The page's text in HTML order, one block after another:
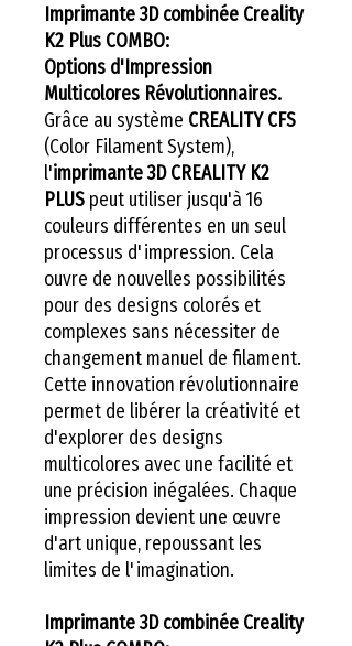
Imprimante 3D combinée Creality
K2 Plus COMBO:
Options d'Impression
Multicolores Révolutionnaires.
Grâce au système CREALITY CFS
(Color Filament System),
l'imprimante 3D CREALITY K2
PLUS peut utiliser jusqu'à 16
couleurs différentes en un seul
processus d'impression. Cela
ouvre de nouvelles possibilités
pour des designs colorés et
complexes sans nécessiter de
changement manuel de filament.
Cette innovation révolutionnaire
permet de libérer la créativité et
d'explorer des designs
multicolores avec une facilité et
une précision inégalées. Chaque
impression devient une œuvre
d'art unique, repoussant les
limites de l'imagination.
Imprimante 3D combinée Creality